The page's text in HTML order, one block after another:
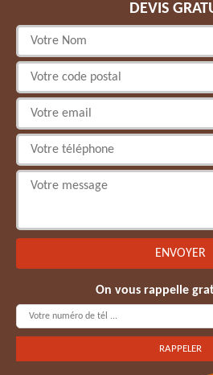
DEVIS
On vous rappelle